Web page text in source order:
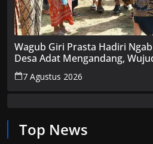
Wagub Giri Prasta Hadiri
Desa Adat Mengandang,
Lestarikan Adat
7 Agustus 2026
Top News